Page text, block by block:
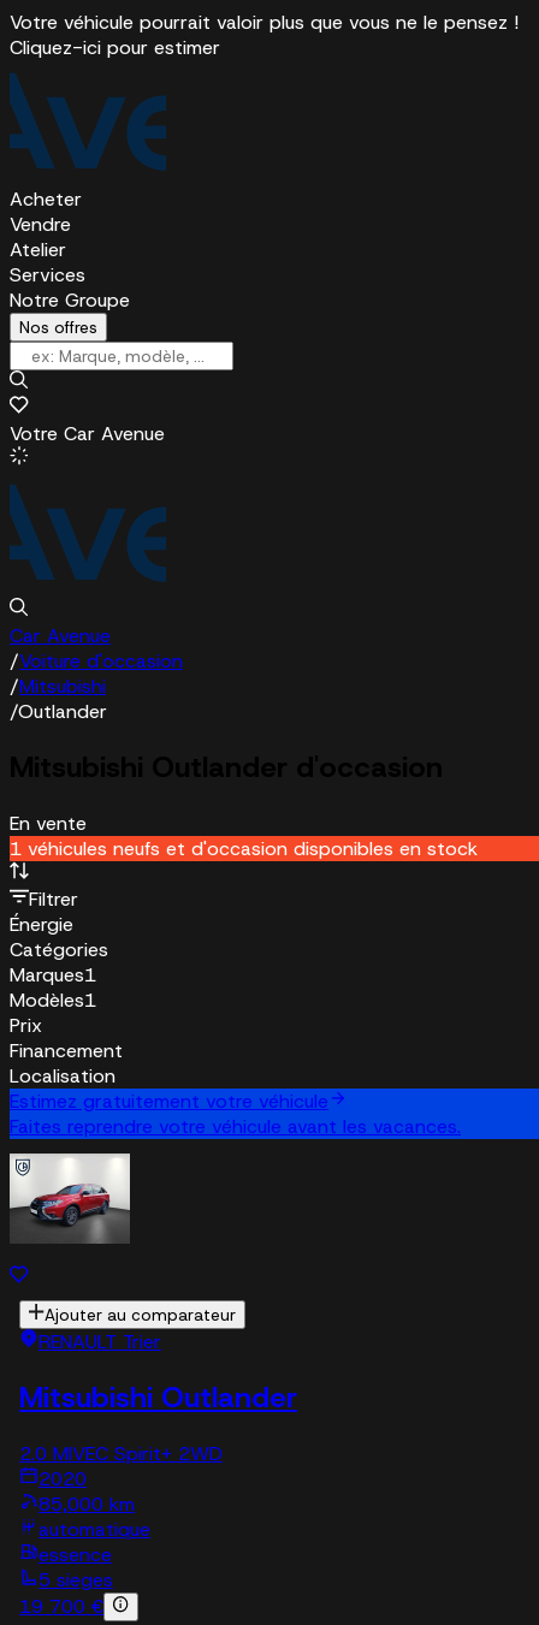
Votre véhicule pourrait valoir plus que vous ne le pensez !
Cliquez-ici pour estimer
Acheter
Vendre
Atelier
Services
Notre Groupe
Nos offres
Votre Car Avenue
Car Avenue
/Voiture d'occasion
/Mitsubishi
/Outlander
En vente
1 véhicules neufs et d'occasion disponibles en stock
Filtrer
Énergie
Catégories
Marques1
Modèles1
Prix
Financement
Localisation
Estimez gratuitement votre véhicule
Faites reprendre votre véhicule avant les vacances.
Ajouter au comparateur
RENAULT Trier
Mitsubishi Outlander
2.0 MIVEC Spirit+ 2WD
2020
85,000 km
automatique
essence
5 sieges
19 700 €